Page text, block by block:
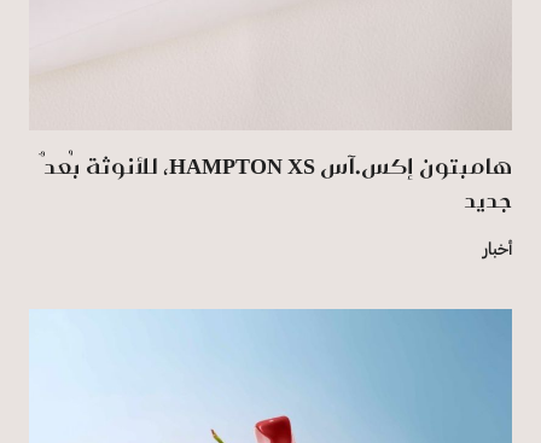
هامبتون إكس.آس HAMPTON XS، للأنوثة بُعدٌ
جديد
أخبار